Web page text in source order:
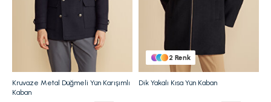
Kruvaze Metal Düğmeli Yün Karışımlı
Kaban
2 Renk
Dik Yakalı Kısa Yün Kaban